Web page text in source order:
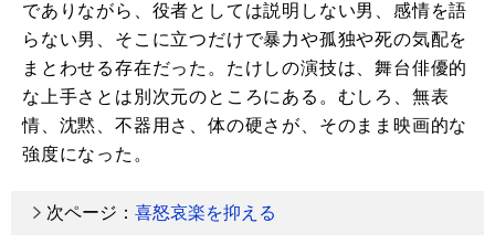
でありながら、役者としては説明しない男、感情を語
らない男、そこに立つだけで暴力や孤独や死の気配を
まとわせる存在だった。たけしの演技は、舞台俳優的
な上手さとは別次元のところにある。むしろ、無表
情、沈黙、不器用さ、体の硬さが、そのまま映画的な
強度になった。
次ページ： 喜怒哀楽を抑える